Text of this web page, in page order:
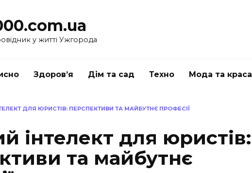
у житті Ужгорода
Здоров’я Дім та сад Техно Мода та краса
ДЛЯ ЮРИСТІВ: ПЕРСПЕКТИВИ ТА МАЙБУТНЄ ПРОФЕСІЇ
інтелект для юристів:
та майбутнє